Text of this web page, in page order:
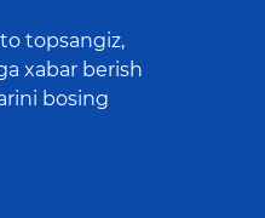
topsangiz,
xabar berish
bosing